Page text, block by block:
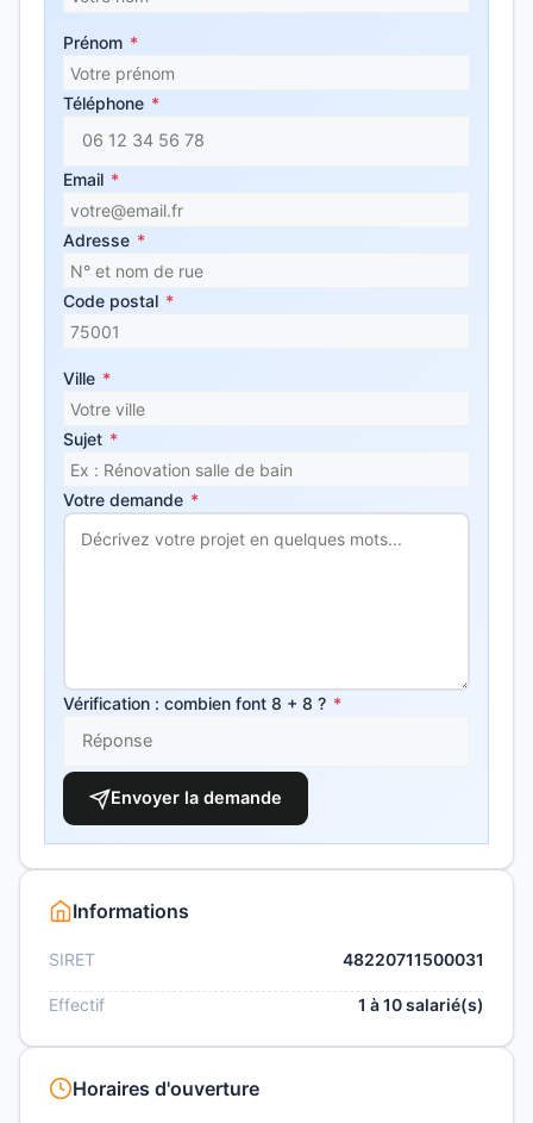
Prénom *
Téléphone *
Email *
Adresse *
Code postal *
Ville *
Sujet *
Votre demande *
Vérification : combien font 8 + 8 ? *
Envoyer la demande
Informations
SIRET 48220711500031
Effectif 1 à 10 salarié(s)
Horaires d'ouverture